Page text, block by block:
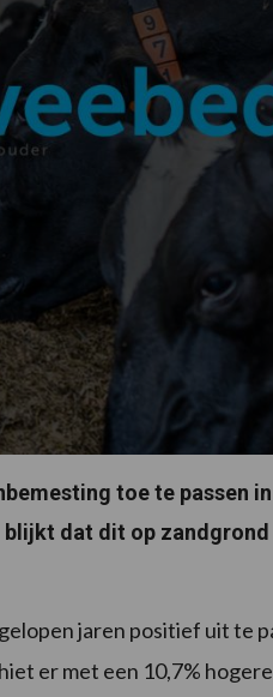
toe te passen
dat dit op
jaren positief uit te
er met een 10,7%